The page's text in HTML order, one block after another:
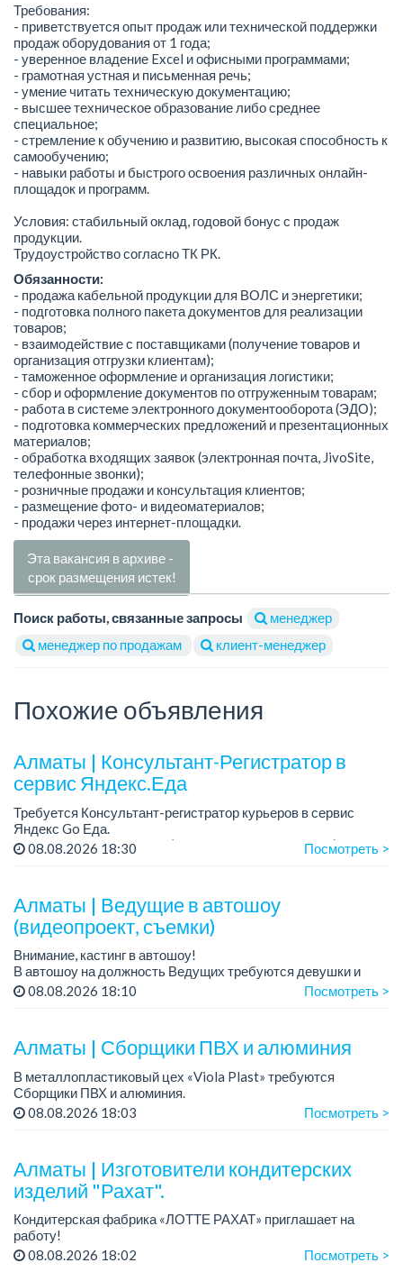
Требования:
- приветствуется опыт продаж или технической поддержки
продаж оборудования от 1 года;
- уверенное владение Excel и офисными программами;
- грамотная устная и письменная речь;
- умение читать техническую документацию;
- высшее техническое образование либо среднее
специальное;
- стремление к обучению и развитию, высокая способность к
самообучению;
- навыки работы и быстрого освоения различных онлайн-
площадок и программ.
Условия: стабильный оклад, годовой бонус с продаж
продукции.
Трудоустройство согласно ТК РК.
Обязанности:
- продажа кабельной продукции для ВОЛС и энергетики;
- подготовка полного пакета документов для реализации
товаров;
- взаимодействие с поставщиками (получение товаров и
организация отгрузки клиентам);
- таможенное оформление и организация логистики;
- сбор и оформление документов по отгруженным товарам;
- работа в системе электронного документооборота (ЭДО);
- подготовка коммерческих предложений и презентационных
материалов;
- обработка входящих заявок (электронная почта, JivoSite,
телефонные звонки);
- розничные продажи и консультация клиентов;
- размещение фото- и видеоматериалов;
- продажи через интернет-площадки.
Эта вакансия в архиве -
срок размещения истек!
Поиск работы, связанные запросы
менеджер
менеджер по продажам
клиент-менеджер
Похожие объявления
Алматы | Консультант-Регистратор в
сервис Яндекс.Еда
Требуется Консультант-регистратор курьеров в сервис
Яндекс Go Еда.
Условия: работа в офисе (Абылай хана - Макатаева).
08.08.2026 18:30 Посмотреть >
Алматы | Ведущие в автошоу
(видеопроект, съемки)
Внимание, кастинг в автошоу!
В автошоу на должность Ведущих требуются девушки и
парни. А также авто эксперты и авто перекупы.
08.08.2026 18:10 Посмотреть >
Алматы | Сборщики ПВХ и алюминия
В металлопластиковый цех «Viola Plast» требуются
Сборщики ПВХ и алюминия.
График работы: 5/2, с 08.00 до 17.00.
08.08.2026 18:03 Посмотреть >
Алматы | Изготовители кондитерских
изделий "Рахат".
Кондитерская фабрика «ЛОТТЕ РАХАТ» приглашает на
работу!
График работы: сменный.
08.08.2026 18:02 Посмотреть >